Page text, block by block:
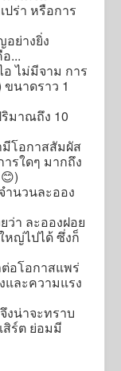
ร่า หรือการ
ย่างยิ่ง
...
ไม่มีจาม การ
นาดราว 1
มาณถึง 10
โอกาสสัมผัส
รใดๆ มากถึง
ำนวนละออง
ว่า ละอองฝอย
หญ่ไปได้ ซึ่งก็
อโอกาสแพร่
และความแรง
งน่าจะทราบ
สิร์ต ย่อมมี